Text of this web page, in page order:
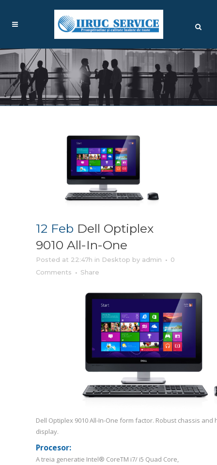
12 Feb Dell Optiplex
9010 All-In-One
Posted at 22:47h in Desktop by admin
0
Comments
Share
Dell Optiplex 9010 All-In-One form factor. Robust chassis and
display.
Procesor:
A treia generatie Intel® CoreTM i7/ i5 Quad Core,